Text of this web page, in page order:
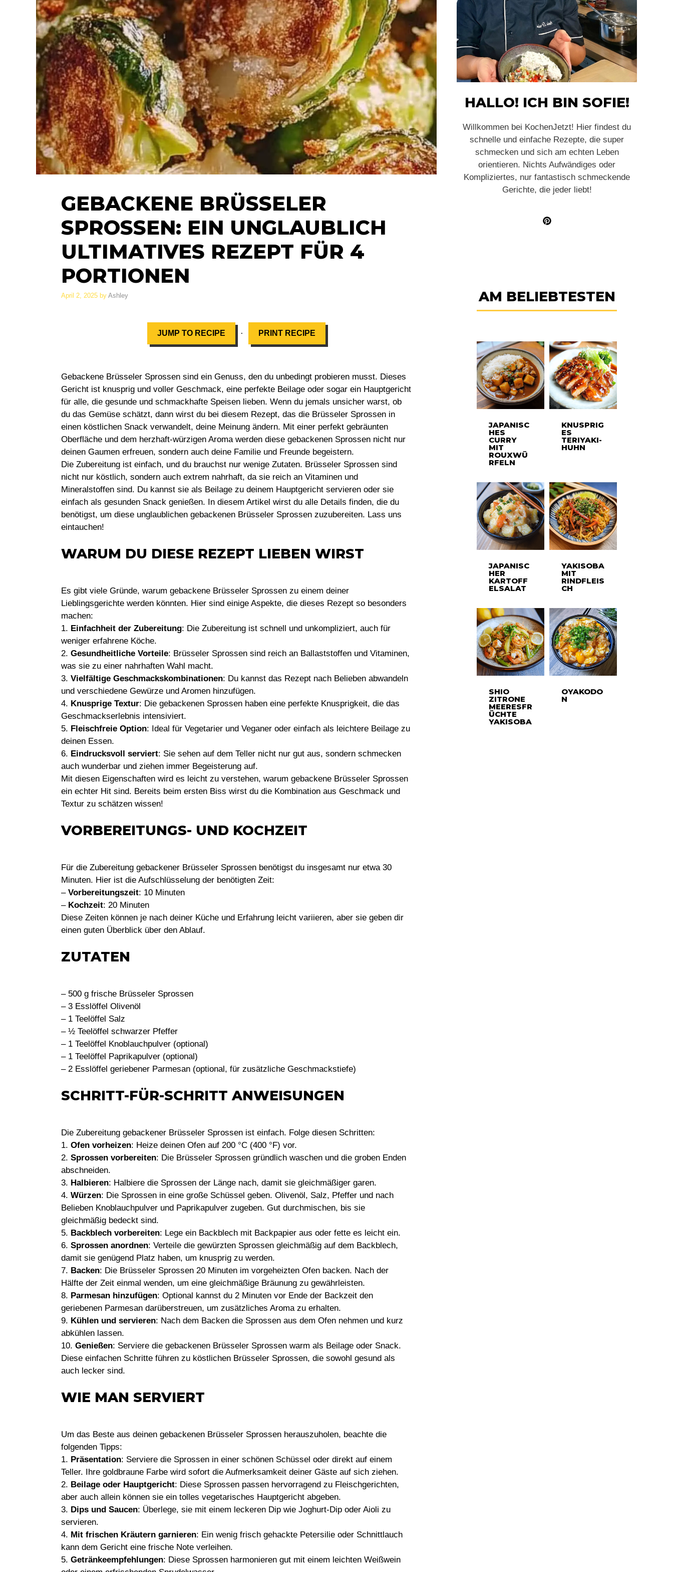
GEBACKENE BRÜSSELER
SPROSSEN: EIN UNGLAUBLICH
ULTIMATIVES REZEPT FÜR 4
PORTIONEN
April 2, 2025 by Ashley
JUMP TO RECIPE · PRINT RECIPE
Gebackene Brüsseler Sprossen sind ein Genuss, den du unbedingt probieren musst. Dieses
Gericht ist knusprig und voller Geschmack, eine perfekte Beilage oder sogar ein Hauptgericht
für alle, die gesunde und schmackhafte Speisen lieben. Wenn du jemals unsicher warst, ob
du das Gemüse schätzt, dann wirst du bei diesem Rezept, das die Brüsseler Sprossen in
einen köstlichen Snack verwandelt, deine Meinung ändern. Mit einer perfekt gebräunten
Oberfläche und dem herzhaft-würzigen Aroma werden diese gebackenen Sprossen nicht nur
deinen Gaumen erfreuen, sondern auch deine Familie und Freunde begeistern.
Die Zubereitung ist einfach, und du brauchst nur wenige Zutaten. Brüsseler Sprossen sind
nicht nur köstlich, sondern auch extrem nahrhaft, da sie reich an Vitaminen und
Mineralstoffen sind. Du kannst sie als Beilage zu deinem Hauptgericht servieren oder sie
einfach als gesunden Snack genießen. In diesem Artikel wirst du alle Details finden, die du
benötigst, um diese unglaublichen gebackenen Brüsseler Sprossen zuzubereiten. Lass uns
eintauchen!
WARUM DU DIESE REZEPT LIEBEN WIRST
Es gibt viele Gründe, warum gebackene Brüsseler Sprossen zu einem deiner
Lieblingsgerichte werden könnten. Hier sind einige Aspekte, die dieses Rezept so besonders
machen:
1. Einfachheit der Zubereitung: Die Zubereitung ist schnell und unkompliziert, auch für
weniger erfahrene Köche.
2. Gesundheitliche Vorteile: Brüsseler Sprossen sind reich an Ballaststoffen und Vitaminen,
was sie zu einer nahrhaften Wahl macht.
3. Vielfältige Geschmackskombinationen: Du kannst das Rezept nach Belieben abwandeln
und verschiedene Gewürze und Aromen hinzufügen.
4. Knusprige Textur: Die gebackenen Sprossen haben eine perfekte Knusprigkeit, die das
Geschmackserlebnis intensiviert.
5. Fleischfreie Option: Ideal für Vegetarier und Veganer oder einfach als leichtere Beilage zu
deinen Essen.
6. Eindrucksvoll serviert: Sie sehen auf dem Teller nicht nur gut aus, sondern schmecken
auch wunderbar und ziehen immer Begeisterung auf.
Mit diesen Eigenschaften wird es leicht zu verstehen, warum gebackene Brüsseler Sprossen
ein echter Hit sind. Bereits beim ersten Biss wirst du die Kombination aus Geschmack und
Textur zu schätzen wissen!
VORBEREITUNGS- UND KOCHZEIT
Für die Zubereitung gebackener Brüsseler Sprossen benötigst du insgesamt nur etwa 30
Minuten. Hier ist die Aufschlüsselung der benötigten Zeit:
– Vorbereitungszeit: 10 Minuten
– Kochzeit: 20 Minuten
Diese Zeiten können je nach deiner Küche und Erfahrung leicht variieren, aber sie geben dir
einen guten Überblick über den Ablauf.
ZUTATEN
– 500 g frische Brüsseler Sprossen
– 3 Esslöffel Olivenöl
– 1 Teelöffel Salz
– ½ Teelöffel schwarzer Pfeffer
– 1 Teelöffel Knoblauchpulver (optional)
– 1 Teelöffel Paprikapulver (optional)
– 2 Esslöffel geriebener Parmesan (optional, für zusätzliche Geschmackstiefe)
SCHRITT-FÜR-SCHRITT ANWEISUNGEN
Die Zubereitung gebackener Brüsseler Sprossen ist einfach. Folge diesen Schritten:
1. Ofen vorheizen: Heize deinen Ofen auf 200 °C (400 °F) vor.
2. Sprossen vorbereiten: Die Brüsseler Sprossen gründlich waschen und die groben Enden
abschneiden.
3. Halbieren: Halbiere die Sprossen der Länge nach, damit sie gleichmäßiger garen.
4. Würzen: Die Sprossen in eine große Schüssel geben. Olivenöl, Salz, Pfeffer und nach
Belieben Knoblauchpulver und Paprikapulver zugeben. Gut durchmischen, bis sie
gleichmäßig bedeckt sind.
5. Backblech vorbereiten: Lege ein Backblech mit Backpapier aus oder fette es leicht ein.
6. Sprossen anordnen: Verteile die gewürzten Sprossen gleichmäßig auf dem Backblech,
damit sie genügend Platz haben, um knusprig zu werden.
7. Backen: Die Brüsseler Sprossen 20 Minuten im vorgeheizten Ofen backen. Nach der
Hälfte der Zeit einmal wenden, um eine gleichmäßige Bräunung zu gewährleisten.
8. Parmesan hinzufügen: Optional kannst du 2 Minuten vor Ende der Backzeit den
geriebenen Parmesan darüberstreuen, um zusätzliches Aroma zu erhalten.
9. Kühlen und servieren: Nach dem Backen die Sprossen aus dem Ofen nehmen und kurz
abkühlen lassen.
10. Genießen: Serviere die gebackenen Brüsseler Sprossen warm als Beilage oder Snack.
Diese einfachen Schritte führen zu köstlichen Brüsseler Sprossen, die sowohl gesund als
auch lecker sind.
WIE MAN SERVIERT
Um das Beste aus deinen gebackenen Brüsseler Sprossen herauszuholen, beachte die
folgenden Tipps:
1. Präsentation: Serviere die Sprossen in einer schönen Schüssel oder direkt auf einem
Teller. Ihre goldbraune Farbe wird sofort die Aufmerksamkeit deiner Gäste auf sich ziehen.
2. Beilage oder Hauptgericht: Diese Sprossen passen hervorragend zu Fleischgerichten,
aber auch allein können sie ein tolles vegetarisches Hauptgericht abgeben.
3. Dips und Saucen: Überlege, sie mit einem leckeren Dip wie Joghurt-Dip oder Aioli zu
servieren.
4. Mit frischen Kräutern garnieren: Ein wenig frisch gehackte Petersilie oder Schnittlauch
kann dem Gericht eine frische Note verleihen.
5. Getränkeempfehlungen: Diese Sprossen harmonieren gut mit einem leichten Weißwein
HALLO! ICH BIN SOFIE!
Willkommen bei KochenJetzt! Hier findest du
schnelle und einfache Rezepte, die super
schmecken und sich am echten Leben
orientieren. Nichts Aufwändiges oder
Kompliziertes, nur fantastisch schmeckende
Gerichte, die jeder liebt!
AM BELIEBTESTEN
JAPANISC
HES
CURRY
MIT
ROUXWÜ
RFELN
KNUSPRIG
ES
TERIYAKI-
HUHN
JAPANISC
HER
KARTOFF
ELSALAT
YAKISOBA
MIT
RINDFLEIS
CH
SHIO
ZITRONE
MEERESFR
ÜCHTE
YAKISOBA
OYAKODO
N